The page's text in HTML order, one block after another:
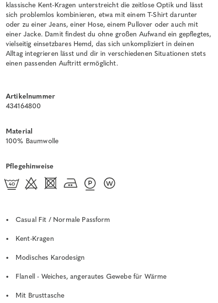
klassische Kent-Kragen unterstreicht die zeitlose Optik und lässt
sich problemlos kombinieren, etwa mit einem T-Shirt darunter
oder zu einer Jeans, einer Hose, einem Pullover oder auch mit
einer Jacke. Damit findest du ohne großen Aufwand ein gepflegtes,
vielseitig einsetzbares Hemd, das sich unkompliziert in deinen
Alltag integrieren lässt und dir in verschiedenen Situationen stets
einen passenden Auftritt ermöglicht.
Artikelnummer
434164800
Material
100% Baumwolle
Pflegehinweise
Casual Fit / Normale Passform
Kent-Kragen
Modisches Karodesign
Flanell - Weiches, angerautes Gewebe für Wärme
Mit Brusttasche